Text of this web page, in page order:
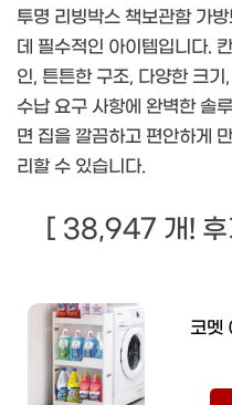
투명 리빙박스 책보관함 가
데 필수적인 아이템입니다.
인, 튼튼한 구조, 다양한 크
수납 요구 사항에 완벽한 솔
면 집을 깔끔하고 편안하게
리할 수 있습니다.
[ 38,947 개! 후
코멧